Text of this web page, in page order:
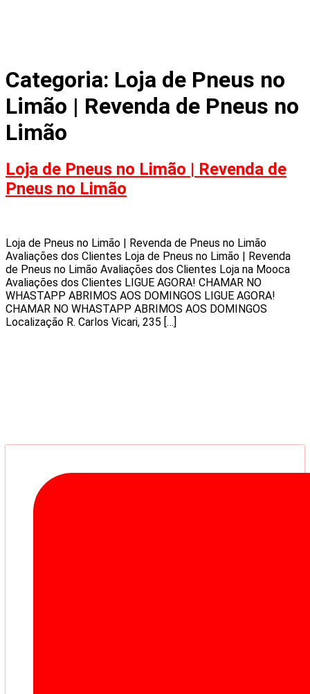
Categoria: Loja de Pneus no
Limão | Revenda de Pneus no
Limão
Loja de Pneus no Limão | Revenda de
Pneus no Limão
Loja de Pneus no Limão | Revenda de Pneus no Limão
Avaliações dos Clientes Loja de Pneus no Limão | Revenda
de Pneus no Limão Avaliações dos Clientes Loja na Mooca
Avaliações dos Clientes LIGUE AGORA! CHAMAR NO
WHASTAPP ABRIMOS AOS DOMINGOS LIGUE AGORA!
CHAMAR NO WHASTAPP ABRIMOS AOS DOMINGOS
Localização R. Carlos Vicari, 235 […]